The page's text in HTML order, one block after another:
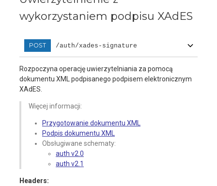
wykorzystaniem podpisu XAdES
POST /auth/xades-signature
Rozpoczyna operację uwierzytelniania za pomocą
dokumentu XML podpisanego podpisem elektronicznym
XAdES.
Więcej informacji:
Przygotowanie dokumentu XML
Podpis dokumentu XML
Obsługiwane schematy:
auth v2.0
auth v2.1
Headers: